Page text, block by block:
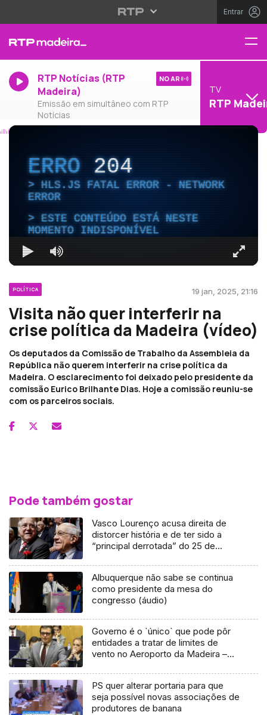
Entrar
RTP Notícias (RTP
Madeira)
Emissão em simultâneo com RTP
Notícias
NO AR
TV
RTP
ERRO204
HLS.JS FATAL ERROR - NETWORK
ERROR
ESTE CONTEÚDO ESTÁ NESTE
MOMENTO INDISPONÍVEL
POLÍTICA 19 jan, 2025, 21:16
Visita não quer interferir na
crise política da Madeira (vídeo)
Os deputados da Comissão de Trabalho da Assembleia da
República não querem interferir na crise política da
Madeira. O esclarecimento foi deixado pelo presidente da
comissão Eurico Brilhante Dias. Hoje a comissão reuniu-se
com os parceiros sociais.
Pode também gostar
Vasco Lourenço acusa direita de
distorcer história e de ter sido a
“principal derrotada” do 25 de
Albuquerque não sabe se continua
como presidente da mesa do
congresso (áudio)
Governo é o `único` que pode pôr
entidades a tratar de limites de
vento no Aeroporto da Madeira –
PS quer alterar portaria para que
seja possível novas associações de
produtores de banana